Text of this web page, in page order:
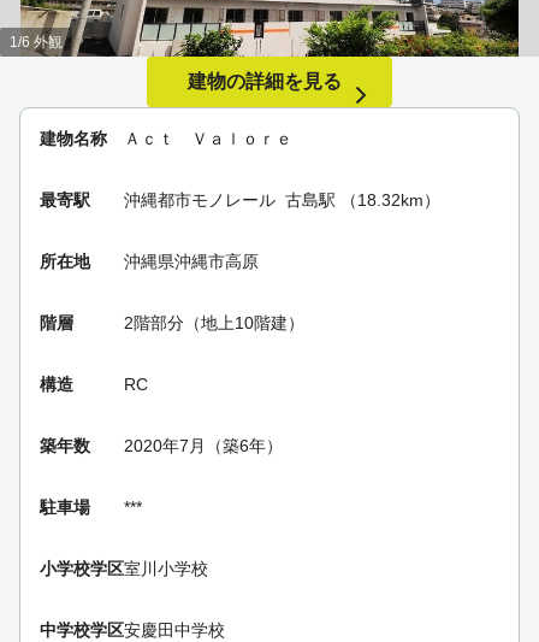
建物名称 Ａｃｔ Ｖａｌｏｒｅ
最寄駅 沖縄都市モノレール 古島駅 （18.32km）
所在地 沖縄県沖縄市高原
階層 2階部分（地上10階建）
構造 RC
築年数 2020年7月（築6年）
駐車場 ***
小学校学区室川小学校
中学校学区安慶田中学校
1/6 外観
建物の詳細を見る